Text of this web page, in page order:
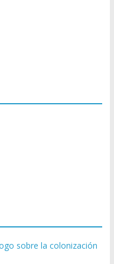
sobre la colonización